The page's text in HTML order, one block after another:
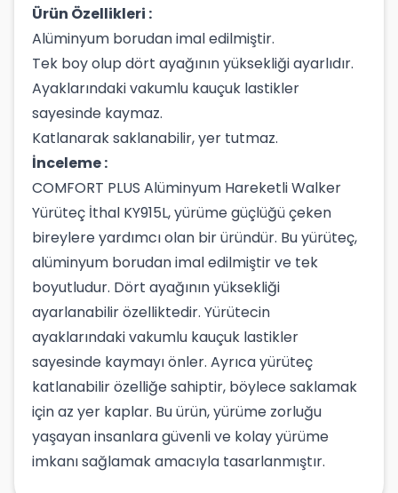
Ürün Özellikleri :
Alüminyum borudan imal edilmiştir.
Tek boy olup dört ayağının yüksekliği ayarlıdır.
Ayaklarındaki vakumlu kauçuk lastikler
sayesinde kaymaz.
Katlanarak saklanabilir, yer tutmaz.
İnceleme :
COMFORT PLUS Alüminyum Hareketli Walker
Yürüteç İthal KY915L, yürüme güçlüğü çeken
bireylere yardımcı olan bir üründür. Bu yürüteç,
alüminyum borudan imal edilmiştir ve tek
boyutludur. Dört ayağının yüksekliği
ayarlanabilir özelliktedir. Yürütecin
ayaklarındaki vakumlu kauçuk lastikler
sayesinde kaymayı önler. Ayrıca yürüteç
katlanabilir özelliğe sahiptir, böylece saklamak
için az yer kaplar. Bu ürün, yürüme zorluğu
yaşayan insanlara güvenli ve kolay yürüme
imkanı sağlamak amacıyla tasarlanmıştır.